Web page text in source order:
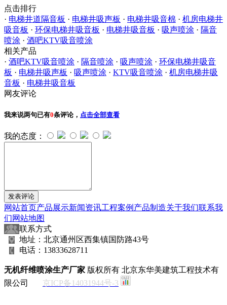
点击排行
· 电梯井道隔音板 · 电梯井吸声板 · 电梯井吸音棉 · 机房电梯井
吸音板 · 环保电梯井吸音板 · 电梯井吸音板 · 吸声喷涂 · 隔音
喷涂 · 酒吧KTV吸音喷涂
相关产品
· 酒吧KTV吸音喷涂 · 隔音喷涂 · 吸声喷涂 · 环保电梯井吸音
板 · 电梯井吸声板 · 吸声喷涂 · KTV吸音喷涂 · 机房电梯井吸
音板 · 电梯井吸音板
网友评论
我来说两句已有0条评论， 点击全部查看
我的态度：
网站首页产品展示新闻资讯工程案例 产品制造关于我们联系我
们网站地图
联系方式
地址：北京通州区西集镇国防路43号
电话：13833628711
无机纤维喷涂生产厂家 版权所有 北京东华美建筑工程技术有
限公司 京ICP备14031944号-3